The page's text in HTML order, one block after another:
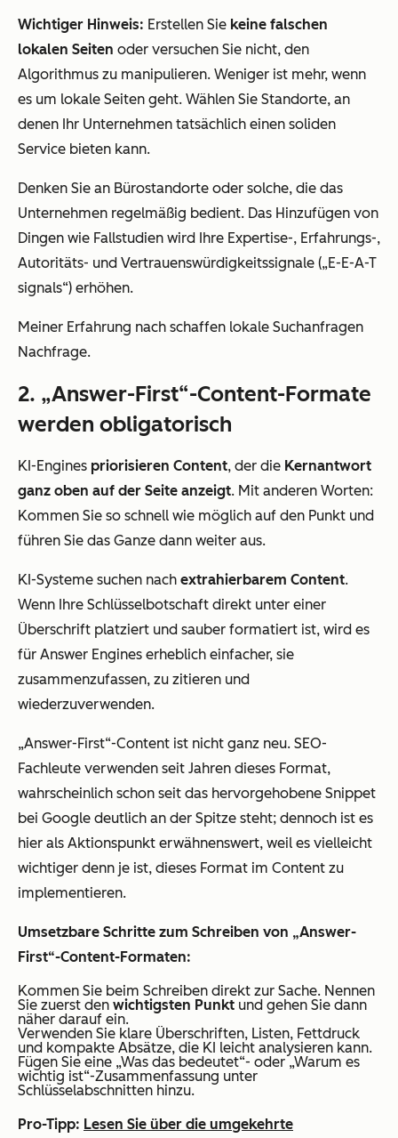
Wichtiger Hinweis: Erstellen Sie keine falschen
lokalen Seiten oder versuchen Sie nicht, den
Algorithmus zu manipulieren. Weniger ist mehr, wenn
es um lokale Seiten geht. Wählen Sie Standorte, an
denen Ihr Unternehmen tatsächlich einen soliden
Service bieten kann.
Denken Sie an Bürostandorte oder solche, die das
Unternehmen regelmäßig bedient. Das Hinzufügen von
Dingen wie Fallstudien wird Ihre Expertise-, Erfahrungs-,
Autoritäts- und Vertrauenswürdigkeitssignale („E-E-A-T
signals“) erhöhen.
Meiner Erfahrung nach schaffen lokale Suchanfragen
Nachfrage.
2. „Answer-First“-Content-Formate
werden obligatorisch
KI-Engines priorisieren Content, der die Kernantwort
ganz oben auf der Seite anzeigt. Mit anderen Worten:
Kommen Sie so schnell wie möglich auf den Punkt und
führen Sie das Ganze dann weiter aus.
KI-Systeme suchen nach extrahierbarem Content.
Wenn Ihre Schlüsselbotschaft direkt unter einer
Überschrift platziert und sauber formatiert ist, wird es
für Answer Engines erheblich einfacher, sie
zusammenzufassen, zu zitieren und
wiederzuverwenden.
„Answer-First“-Content ist nicht ganz neu. SEO-
Fachleute verwenden seit Jahren dieses Format,
wahrscheinlich schon seit das hervorgehobene Snippet
bei Google deutlich an der Spitze steht; dennoch ist es
hier als Aktionspunkt erwähnenswert, weil es vielleicht
wichtiger denn je ist, dieses Format im Content zu
implementieren.
Umsetzbare Schritte zum Schreiben von „Answer-
First“-Content-Formaten:
Kommen Sie beim Schreiben direkt zur Sache. Nennen
Sie zuerst den wichtigsten Punkt und gehen Sie dann
näher darauf ein.
Verwenden Sie klare Überschriften, Listen, Fettdruck
und kompakte Absätze, die KI leicht analysieren kann.
Fügen Sie eine „Was das bedeutet“- oder „Warum es
wichtig ist“-Zusammenfassung unter
Schlüsselabschnitten hinzu.
Pro-Tipp: Lesen Sie über die umgekehrte